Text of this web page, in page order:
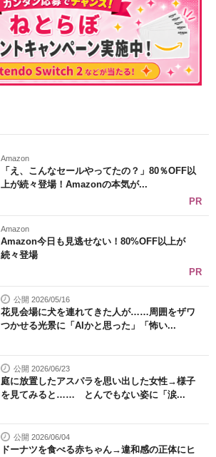
Amazon
「え、こんなセールやってたの？」80％OFF以
上が続々登場！Amazonの本気が...
PR
Amazon
Amazon今日も見逃せない！80%OFF以上が
続々登場
PR
公開 2026/05/16
花見会場に犬を連れてきた人が……周囲をザワ
つかせる光景に「AIかと思った」「怖い...
公開 2026/06/23
庭に放置したアスパラを思い出した女性→様子
を見てみると…… とんでもない姿に「涙...
公開 2026/06/04
ドーナツを食べる赤ちゃん→違和感の正体にヒ